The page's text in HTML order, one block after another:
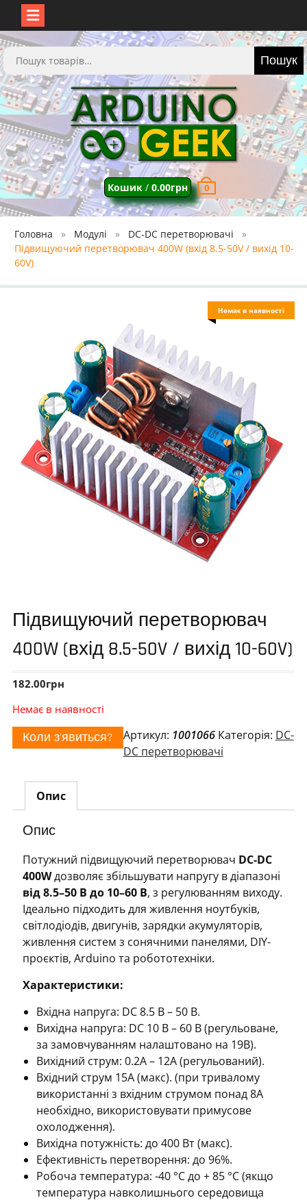
Перейти
до
вмісту
Шукати: Пошук
Кошик/ 0.00грн 0
Головна Модулі
DC-DC перетворювачі
Підвищуючий перетворювач 400W (вхід 8.5-50V / вихід 10-
60V)
Немає в наявності
Підвищуючий перетворювач
400W (вхід 8.5-50V / вихід 10-60V)
182.00грн
Немає в наявності
Коли з'явиться? Артикул: 1001066 Категорія: DC-
DC перетворювачі
Опис
Опис
Потужний підвищуючий перетворювач DC-DC
400Wдозволяє збільшувати напругу в діапазоні
від 8.5–50 В до 10–60 В, з регулюванням виходу.
Ідеально підходить для живлення ноутбуків,
світлодіодів, двигунів, зарядки акумуляторів,
живлення систем з сонячними панелями, DIY-
проєктів, Arduino та робототехніки.
Характеристики:
Вхідна напруга: DC 8.5 В – 50 В.
Вихідна напруга: DC 10 В – 60 В (регульоване,
за замовчуванням налаштовано на 19В).
Вихідний струм: 0.2А – 12A (регульований).
Вхідний струм 15А (макс). (при тривалому
використанні з вхідним струмом понад 8А
необхідно, використовувати примусове
охолодження).
Вихідна потужність: до 400 Вт (макс).
Ефективність перетворення: до 96%.
Робоча температура: -40 °C до + 85 °С (якщо
температура навколишнього середовища